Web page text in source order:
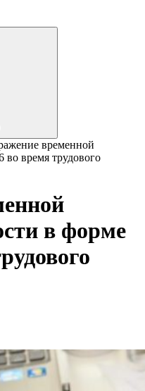
временной
время трудового
в форме